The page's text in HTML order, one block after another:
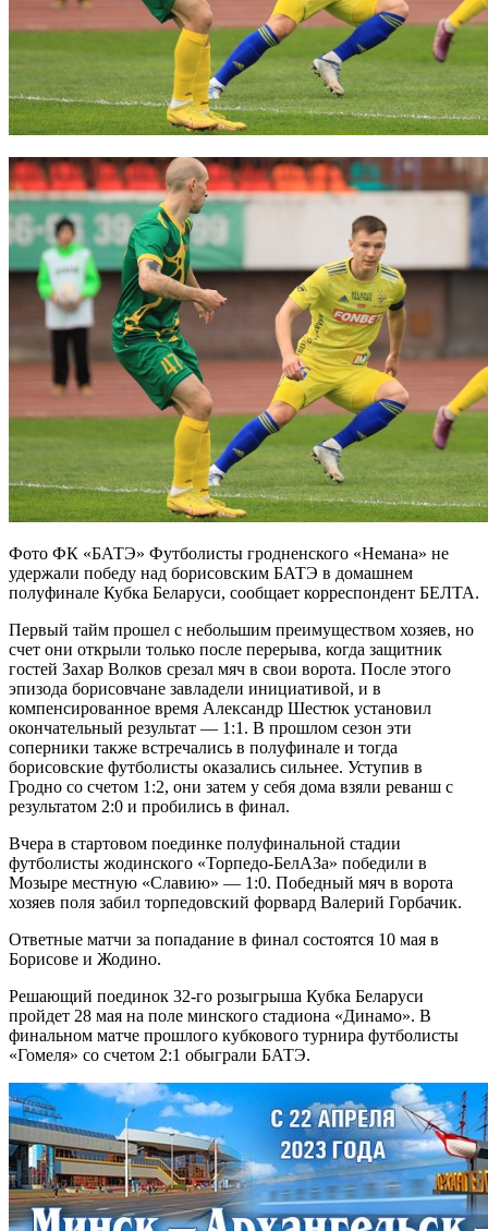
Фото ФК «БАТЭ» Футболисты гродненского «Немана» не
удержали победу над борисовским БАТЭ в домашнем
полуфинале Кубка Беларуси, сообщает корреспондент БЕЛТА.
Первый тайм прошел с небольшим преимуществом хозяев, но
счет они открыли только после перерыва, когда защитник
гостей Захар Волков срезал мяч в свои ворота. После этого
эпизода борисовчане завладели инициативой, и в
компенсированное время Александр Шестюк установил
окончательный результат — 1:1. В прошлом сезон эти
соперники также встречались в полуфинале и тогда
борисовские футболисты оказались сильнее. Уступив в
Гродно со счетом 1:2, они затем у себя дома взяли реванш с
результатом 2:0 и пробились в финал.
Вчера в стартовом поединке полуфинальной стадии
футболисты жодинского «Торпедо-БелАЗа» победили в
Мозыре местную «Славию» — 1:0. Победный мяч в ворота
хозяев поля забил торпедовский форвард Валерий Горбачик.
Ответные матчи за попадание в финал состоятся 10 мая в
Борисове и Жодино.
Решающий поединок 32-го розыгрыша Кубка Беларуси
пройдет 28 мая на поле минского стадиона «Динамо». В
финальном матче прошлого кубкового турнира футболисты
«Гомеля» со счетом 2:1 обыграли БАТЭ.